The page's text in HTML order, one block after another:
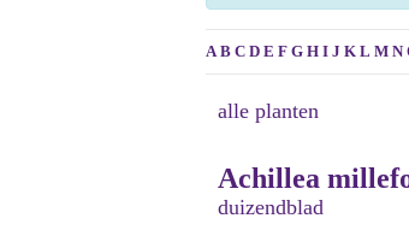
A B C D E F G H I J K L M N
alle planten
Achillea
duizendblad